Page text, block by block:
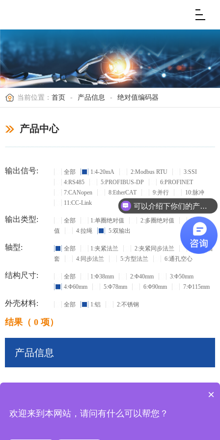
当前位置： 首页 - 产品信息 - 绝对值编码器
产品中心
输出信号: 全部 1:4-20mA 2:Modbus RTU
3:SSI
4:RS485
5:PROFIBUS-DP
6:PROFINET
7:CANopen
8:EtherCAT 9:并行
10:脉冲
11:CC-Link
输出类型: 全部 1:单圈绝对值 2:多圈绝对值
3:增量
值
4:拉绳 5:双输出
轴型: 全部 1:夹紧法兰 2:夹紧同步法兰
3:盲孔轴
套
4:同步法兰 5:方型法兰 6:通孔空心
结构尺寸: 全部 1:Φ38mm 2:Φ40mm
3:Φ50mm
4:Φ60mm
5:Φ78mm 6:Φ90mm 7:Φ115mm
外壳材料: 全部 1:铝 2:不锈钢
结果（ 0 项）
产品信息
可以介绍下你们的产品么？
×
欢迎来到本网站，请问有什么可以帮您？